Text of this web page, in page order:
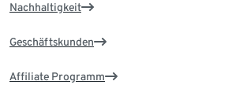
Nachhaltigkeit
Geschäftskunden
Affiliate Programm